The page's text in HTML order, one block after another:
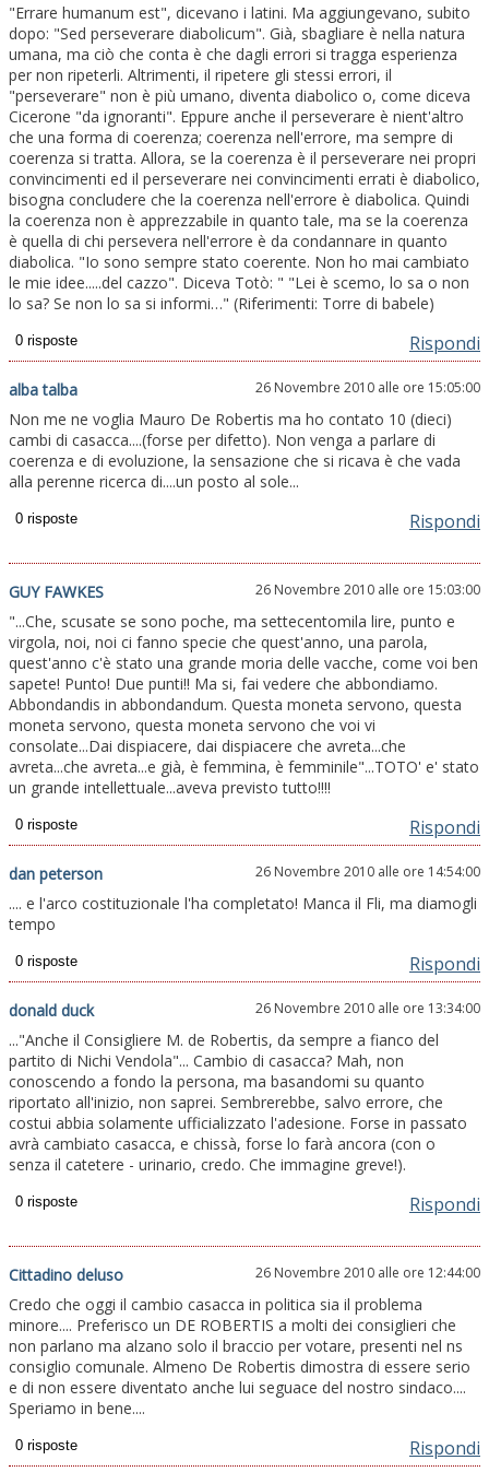
"Errare humanum est", dicevano i latini. Ma aggiungevano, subito
dopo: "Sed perseverare diabolicum". Già, sbagliare è nella natura
umana, ma ciò che conta è che dagli errori si tragga esperienza
per non ripeterli. Altrimenti, il ripetere gli stessi errori, il
"perseverare" non è più umano, diventa diabolico o, come diceva
Cicerone "da ignoranti". Eppure anche il perseverare è nient'altro
che una forma di coerenza; coerenza nell'errore, ma sempre di
coerenza si tratta. Allora, se la coerenza è il perseverare nei propri
convincimenti ed il perseverare nei convincimenti errati è diabolico,
bisogna concludere che la coerenza nell'errore è diabolica. Quindi
la coerenza non è apprezzabile in quanto tale, ma se la coerenza
è quella di chi persevera nell'errore è da condannare in quanto
diabolica. "Io sono sempre stato coerente. Non ho mai cambiato
le mie idee.....del cazzo". Diceva Totò: " "Lei è scemo, lo sa o non
lo sa? Se non lo sa si informi…" (Riferimenti: Torre di babele)
Rispondi
alba talba 26 Novembre 2010 alle ore 15:05:00
Non me ne voglia Mauro De Robertis ma ho contato 10 (dieci)
cambi di casacca....(forse per difetto). Non venga a parlare di
coerenza e di evoluzione, la sensazione che si ricava è che vada
alla perenne ricerca di....un posto al sole...
Rispondi
GUY FAWKES 26 Novembre 2010 alle ore 15:03:00
"...Che, scusate se sono poche, ma settecentomila lire, punto e
virgola, noi, noi ci fanno specie che quest'anno, una parola,
quest'anno c'è stato una grande moria delle vacche, come voi ben
sapete! Punto! Due punti!! Ma si, fai vedere che abbondiamo.
Abbondandis in abbondandum. Questa moneta servono, questa
moneta servono, questa moneta servono che voi vi
consolate...Dai dispiacere, dai dispiacere che avreta...che
avreta...che avreta...e già, è femmina, è femminile"...TOTO' e' stato
un grande intellettuale...aveva previsto tutto!!!!
Rispondi
dan peterson 26 Novembre 2010 alle ore 14:54:00
.... e l'arco costituzionale l'ha completato! Manca il Fli, ma diamogli
tempo
Rispondi
donald duck 26 Novembre 2010 alle ore 13:34:00
..."Anche il Consigliere M. de Robertis, da sempre a fianco del
partito di Nichi Vendola"... Cambio di casacca? Mah, non
conoscendo a fondo la persona, ma basandomi su quanto
riportato all'inizio, non saprei. Sembrerebbe, salvo errore, che
costui abbia solamente ufficializzato l'adesione. Forse in passato
avrà cambiato casacca, e chissà, forse lo farà ancora (con o
senza il catetere - urinario, credo. Che immagine greve!).
Rispondi
Cittadino deluso 26 Novembre 2010 alle ore 12:44:00
Credo che oggi il cambio casacca in politica sia il problema
minore.... Preferisco un DE ROBERTIS a molti dei consiglieri che
non parlano ma alzano solo il braccio per votare, presenti nel ns
consiglio comunale. Almeno De Robertis dimostra di essere serio
e di non essere diventato anche lui seguace del nostro sindaco....
Speriamo in bene....
Rispondi